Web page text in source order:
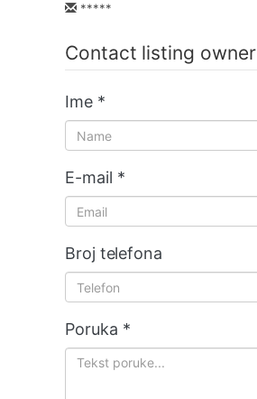
*****
Contact listing owner
Ime *
E-mail *
Broj telefona
Poruka *